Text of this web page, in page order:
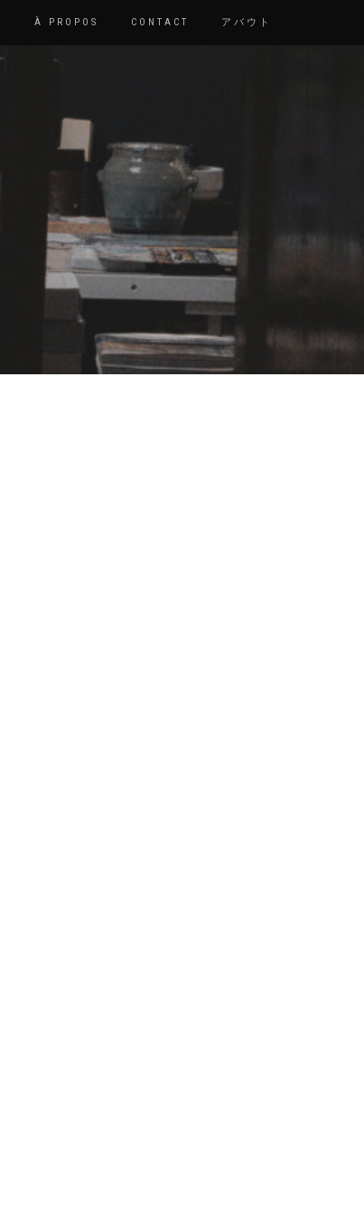
À PROPOS CONTACT アバウト